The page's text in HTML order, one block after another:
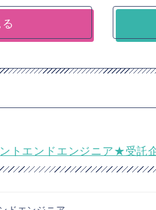
トエンドエンジニア★受託